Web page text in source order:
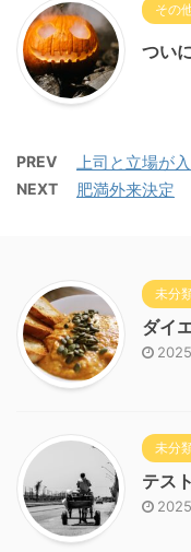
その
つい
PREV 上司と立場が
NEXT 肥満外来決定
未分
ダイ
未分
テス